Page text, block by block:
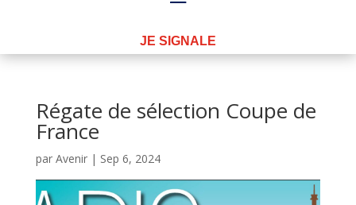
JE SIGNALE
Régate de sélection Coupe de
France
par Avenir| Sep 6, 2024